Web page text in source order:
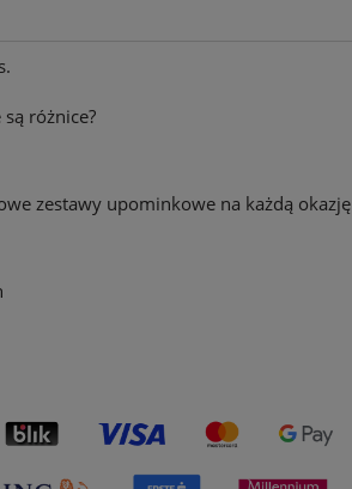
różnice?
zestawy upominkowe na każdą okazję